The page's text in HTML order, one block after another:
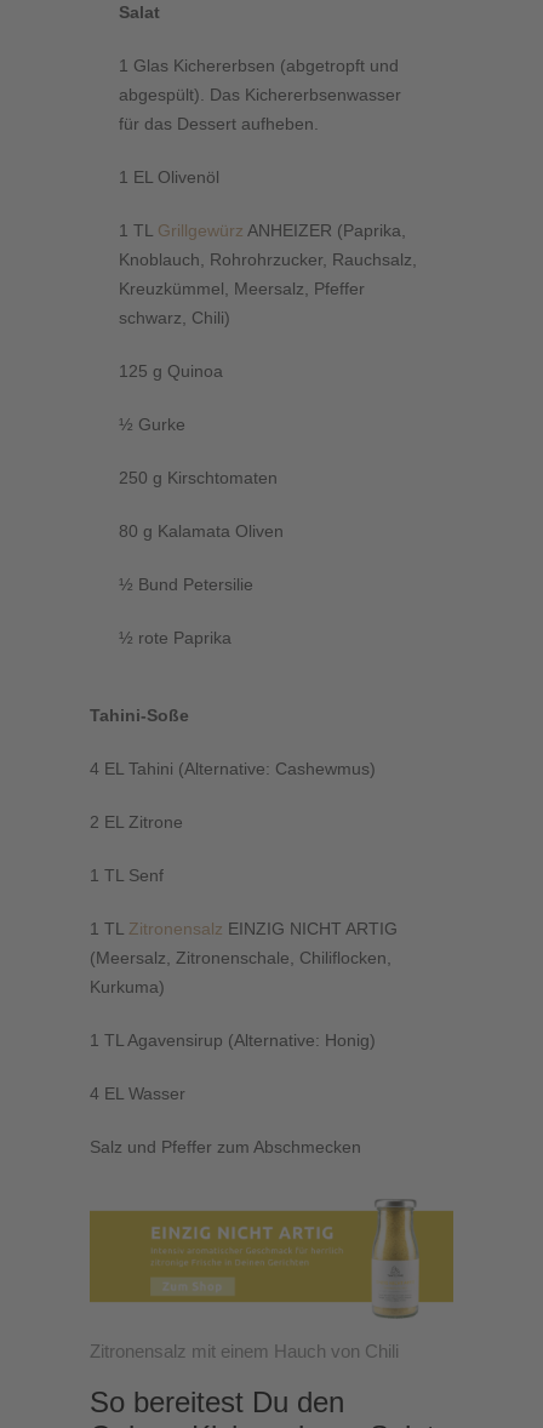
Salat
1 Glas Kichererbsen (abgetropft und
abgespült). Das Kichererbsenwasser
für das Dessert aufheben.
1 EL Olivenöl
1 TL Grillgewürz ANHEIZER (Paprika,
Knoblauch, Rohrohrzucker, Rauchsalz,
Kreuzkümmel, Meersalz, Pfeffer
schwarz, Chili)
125 g Quinoa
½ Gurke
250 g Kirschtomaten
80 g Kalamata Oliven
½ Bund Petersilie
½ rote Paprika
Tahini-Soße
4 EL Tahini (Alternative: Cashewmus)
2 EL Zitrone
1 TL Senf
1 TL Zitronensalz EINZIG NICHT ARTIG
(Meersalz, Zitronenschale, Chiliflocken,
Kurkuma)
1 TL Agavensirup (Alternative: Honig)
4 EL Wasser
Salz und Pfeffer zum Abschmecken
Zitronensalz mit einem Hauch von Chili
So bereitest Du den